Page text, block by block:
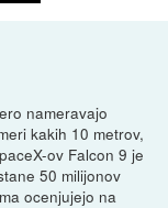
nameravajo
kakih 10 metrov,
ov Falcon 9 je
50 milijonov
ocenjujejo na